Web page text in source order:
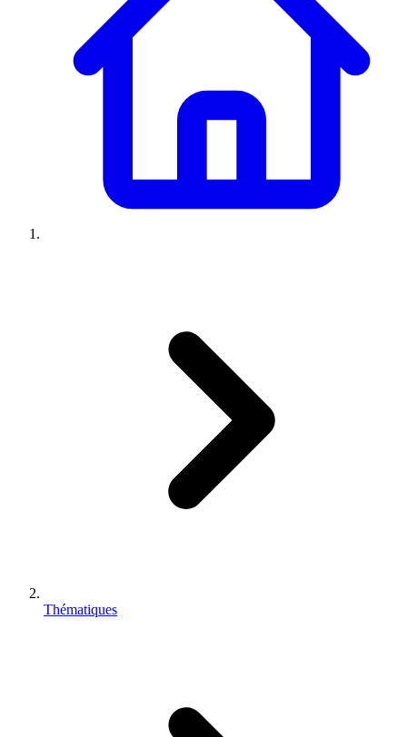
Thématiques